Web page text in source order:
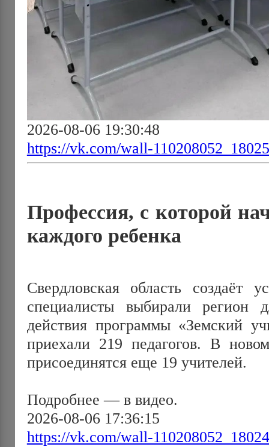
2026-08-06 19:30:48
https://vk.com/wall-110208052_18025
Профессия, с которой
каждого ребенка
Свердловская область создаёт
специалисты выбирали регион
действия программы «Земский
приехали 219 педагогов. В
присоединятся еще 19 учителей.
Подробнее — в видео.
2026-08-06 17:36:15
https://vk.com/wall-110208052_18024